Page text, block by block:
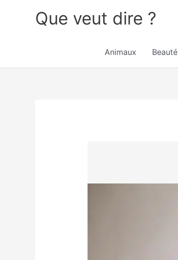
Que veut dire ?
Animaux Beauté